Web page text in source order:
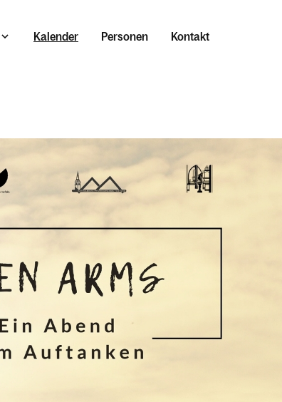
Kalender Personen Kontakt